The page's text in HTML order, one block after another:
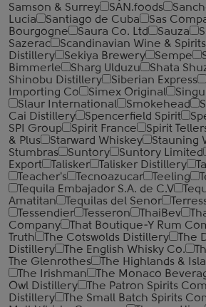
Samson & Surrey
SAN.foods
Lucia
Santiago de Cuba
Sas
Bourgogne
Saura Co. Ltd Sauza
Sazerac
Scandinavian Wine & Spirits
Distillery
Sekiya Brewery Sempe
Bimmerle
Sharg Ulduzu Shata
Shinobu Distillery
Siberian Express
Importing Co
Simex Original
Slaur International
Smokehead
Cai Distillery
Spencerfield Spirit
SPI Group
Spirit France Spirit
& Plus
Starward Whiskey
Stauning
Stumbras
Suntory Suntory Limited
Export
Talisker Talisker Distillery
Teacher's
Tecnoazucar Teeling
Tequila Embajador S.A. de C.V
Amatitan
Tequilas del Senor
Tessendier
Tesseron ThaiBev
Company
That Boutique-Y Rum
Truth
The Cotswolds Distillery
The
Distillery
The English Whisky Co.
The Glenrothes
The Highlands &
The Irishman
The Monaco
Owl Distillery
The Patron Spirits
Distillery
The Small Batch Spirits